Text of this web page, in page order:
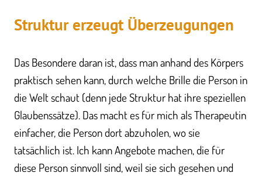
Struktur erzeugt Überzeugungen
Das Besondere daran ist, dass man anhand des Körpers
praktisch sehen kann, durch welche Brille die Person in
die Welt schaut (denn jede Struktur hat ihre speziellen
Glaubenssätze). Das macht es für mich als Therapeutin
einfacher, die Person dort abzuholen, wo sie
tatsächlich ist. Ich kann Angebote machen, die für
diese Person sinnvoll sind, weil sie sich gesehen und